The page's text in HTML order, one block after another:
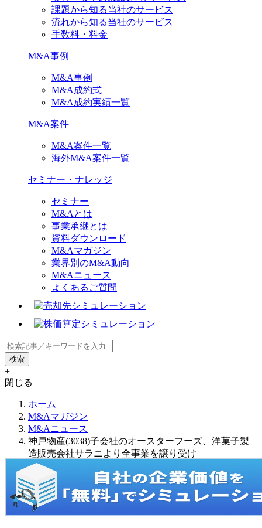
課題から知る当社のサービス
流れから知る当社のサービス
手数料・料金
M&A事例
M&A事例
M&A成約式
M&A成約実績一覧
M&A案件
M&A案件一覧
海外M&A案件一覧
セミナー・ナレッジ
セミナー
M&Aとは
事業承継とは
資料ダウンロード
M&Aマガジン
業界別のM&A動向
M&Aニュース
よくあるご質問
+
閉じる
ホーム
M&Aマガジン
M&Aニュース
神戸物産(3038)子会社のオースターフーズ、洋菓子製
造販売会社サラニより全事業を譲り受け